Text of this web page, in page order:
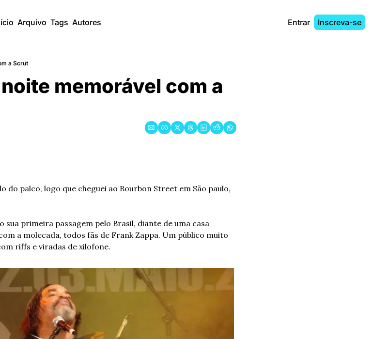
Arquivo Tags Autores Entrar Inscreva-se
a Scrut
memorável com a
do palco, logo que cheguei ao Bourbon Street em São paulo,
sua primeira passagem pelo Brasil, diante de uma casa
a molecada, todos fãs de Frank Zappa. Um público muito
riffs e viradas de xilofone.